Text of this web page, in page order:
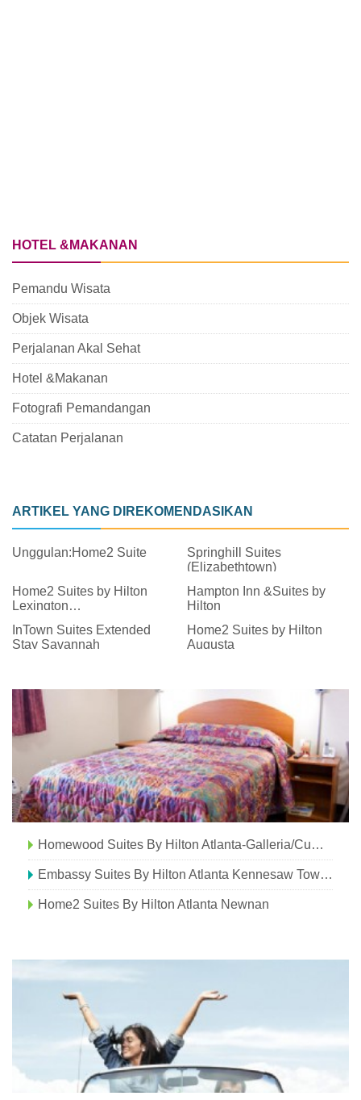
HOTEL &MAKANAN
Pemandu Wisata
Objek Wisata
Perjalanan Akal Sehat
Hotel &Makanan
Fotografi Pemandangan
Catatan Perjalanan
ARTIKEL YANG DIREKOMENDASIKAN
Unggulan:Home2 Suite
Springhill Suites
(Elizabethtown)
Home2 Suites by Hilton
Lexington
Hampton Inn &Suites by
Hilton
InTown Suites Extended
Stay Savannah
Home2 Suites by Hilton
Augusta
Homewood Suites By Hilton Atlanta-Galleria/Cumberland
Embassy Suites By Hilton Atlanta Kennesaw Town Center
Home2 Suites By Hilton Atlanta Newnan